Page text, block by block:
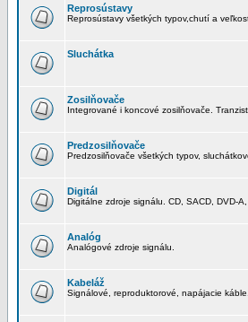
Reprosústavy
Reprosústavy všetkých typov,chutí a
Sluchátka
Zosilňovače
Integrované i koncové zosilňovače.
Predzosilňovače
Predzosilňovače všetkých typov,
Digitál
Digitálne zdroje signálu. CD, SACD, DVD-A,
Analóg
Analógové zdroje signálu.
Kabeláž
Signálové, reproduktorové, napájacie káble.